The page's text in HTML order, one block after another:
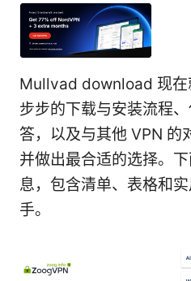
Mullvad download 现在
步步的下载与安装流程
答，以及与其他 VPN 的
并做出最合适的选择。
息，包含清单、表格和
手。